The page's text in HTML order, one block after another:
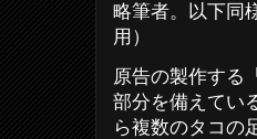
略筆者。以下同
用）
原告の製作する
部分を備えてい
ら複数のタコの